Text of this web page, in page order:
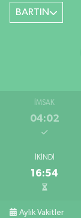
BARTIN
İMSAK
04:02
İKINDI
16:54
Aylık Vakitler